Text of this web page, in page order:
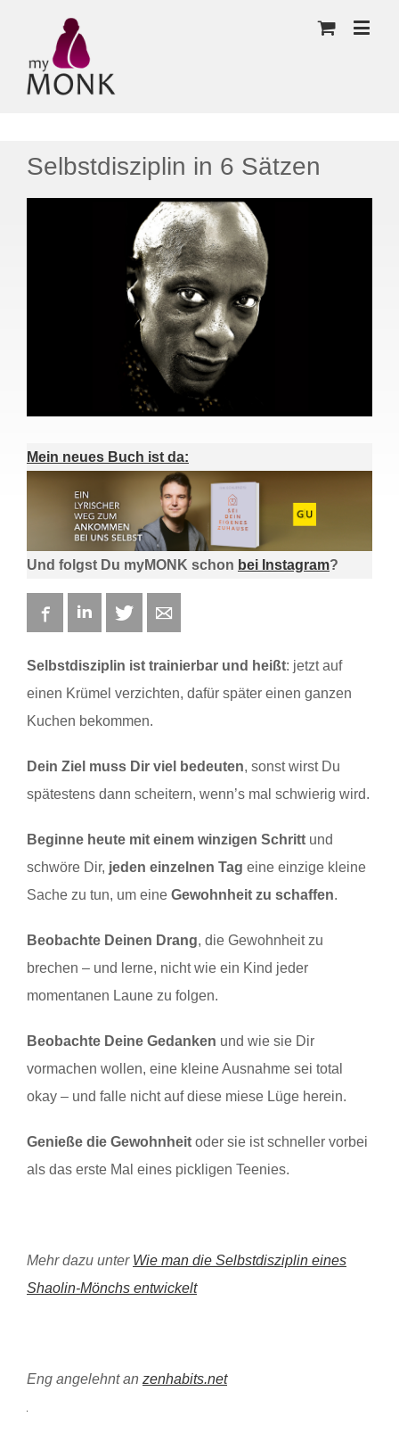
Selbstdisziplin in 6 Sätzen
Mein neues Buch ist da:
Und folgst Du myMONK schon bei Instagram?
FacebookLinkedIn Twitter
Selbstdisziplin ist trainierbar und heißt: jetzt auf
einen Krümel verzichten, dafür später einen ganzen
Kuchen bekommen.
Dein Ziel muss Dir viel bedeuten, sonst wirst Du
spätestens dann scheitern, wenn’s mal schwierig wird.
Beginne heute mit einem winzigen Schritt und
schwöre Dir, jeden einzelnen Tag eine einzige kleine
Sache zu tun, um eine Gewohnheit zu schaffen.
Beobachte Deinen Drang, die Gewohnheit zu
brechen – und lerne, nicht wie ein Kind jeder
momentanen Laune zu folgen.
Beobachte Deine Gedanken und wie sie Dir
vormachen wollen, eine kleine Ausnahme sei total
okay – und falle nicht auf diese miese Lüge herein.
Genieße die Gewohnheit oder sie ist schneller vorbei
als das erste Mal eines pickligen Teenies.
Mehr dazu unter Wie man die Selbstdisziplin eines
Shaolin-Mönchs entwickelt
Eng angelehnt an zenhabits.net